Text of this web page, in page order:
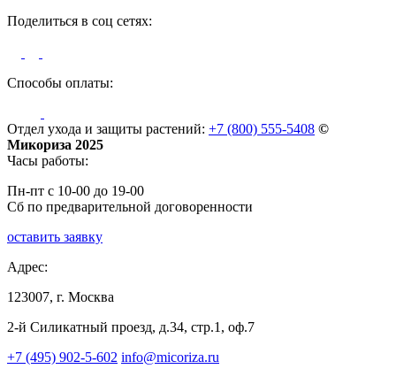
Поделиться в соц сетях:
Способы оплаты:
Отдел ухода и защиты растений: +7 (800) 555-5408 ©
Микориза 2025
Часы работы:
Пн-пт с 10-00 до 19-00
Сб по предварительной договоренности
оставить заявку
Адрес:
123007, г. Москва
2-й Силикатный проезд, д.34, стр.1, оф.7
+7 (495) 902-5-602 info@micoriza.ru